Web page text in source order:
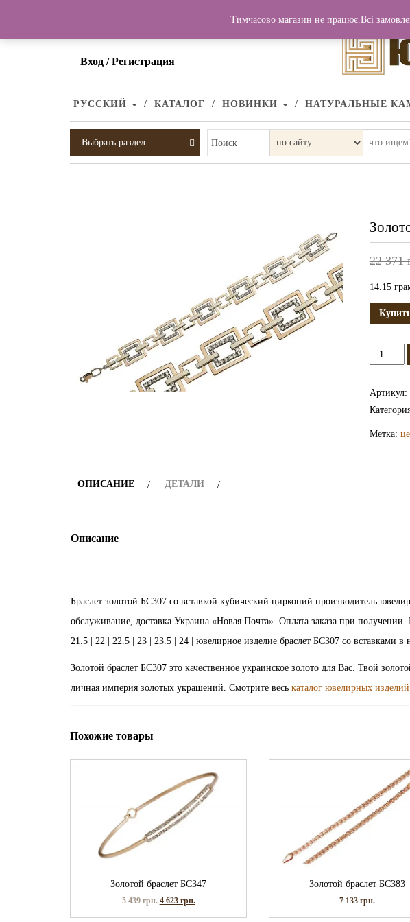
Вход / Регистрация
РУССКИЙ КАТАЛОГ НОВИНКИ НАТУРАЛЬНЫЕ
Выбрать раздел Поиск
22 371
14.15
Золотой
Артикул:
Метка:
ОПИСАНИЕ ДЕТАЛИ
Описание
Браслет золотой БС307 со вставкой кубический цирконий производитель
обслуживание, доставка Украина «Новая Почта». Оплата заказа при
21.5 | 22 | 22.5 | 23 | 23.5 | 24 | ювелирное изделие браслет БС307 со вставками в
Золотой браслет БС307 это качественное украинское золото для Вас. Твой
личная империя золотых украшений. Смотрите весь каталог ювелирных изделий
Похожие товары
Золотой браслет БС347
5 439грн. 4 623 грн.
Золотой браслет БС383
7 133грн.
Тимчасово магазин не працює.Всі